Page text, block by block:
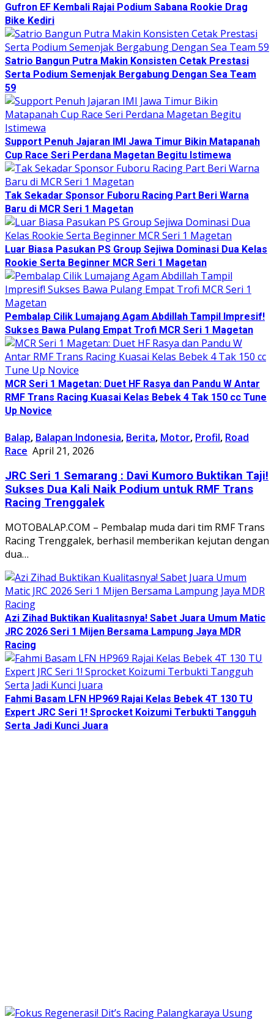
Gufron EF Kembali Rajai Podium Sabana Rookie Drag
Bike Kediri
Satrio Bangun Putra Makin Konsisten Cetak Prestasi
Serta Podium Semenjak Bergabung Dengan Sea Team
59
Support Penuh Jajaran IMI Jawa Timur Bikin Matapanah
Cup Race Seri Perdana Magetan Begitu Istimewa
Tak Sekadar Sponsor Fuboru Racing Part Beri Warna
Baru di MCR Seri 1 Magetan
Luar Biasa Pasukan PS Group Sejiwa Dominasi Dua Kelas
Rookie Serta Beginner MCR Seri 1 Magetan
Pembalap Cilik Lumajang Agam Abdillah Tampil Impresif!
Sukses Bawa Pulang Empat Trofi MCR Seri 1 Magetan
MCR Seri 1 Magetan: Duet HF Rasya dan Pandu W Antar
RMF Trans Racing Kuasai Kelas Bebek 4 Tak 150 cc Tune
Up Novice
Balap, Balapan Indonesia, Berita, Motor, Profil, Road
Race April 21, 2026
JRC Seri 1 Semarang : Davi Kumoro Buktikan Taji!
Sukses Dua Kali Naik Podium untuk RMF Trans
Racing Trenggalek
MOTOBALAP.COM – Pembalap muda dari tim RMF Trans
Racing Trenggalek, berhasil memberikan kejutan dengan
dua…
Azi Zihad Buktikan Kualitasnya! Sabet Juara Umum Matic
JRC 2026 Seri 1 Mijen Bersama Lampung Jaya MDR
Racing
Fahmi Basam LFN HP969 Rajai Kelas Bebek 4T 130 TU
Expert JRC Seri 1! Sprocket Koizumi Terbukti Tangguh
Serta Jadi Kunci Juara